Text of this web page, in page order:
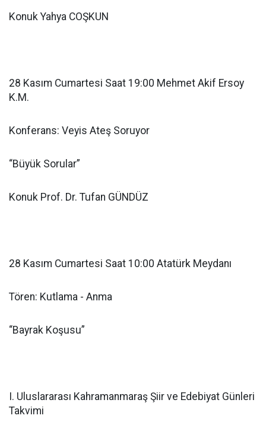
Konuk Yahya COŞKUN
28 Kasım Cumartesi Saat 19:00 Mehmet Akif Ersoy
K.M.
Konferans: Veyis Ateş Soruyor
“Büyük Sorular”
Konuk Prof. Dr. Tufan GÜNDÜZ
28 Kasım Cumartesi Saat 10:00 Atatürk Meydanı
Tören: Kutlama - Anma
“Bayrak Koşusu”
I. Uluslararası Kahramanmaraş Şiir ve Edebiyat Günleri
Takvimi